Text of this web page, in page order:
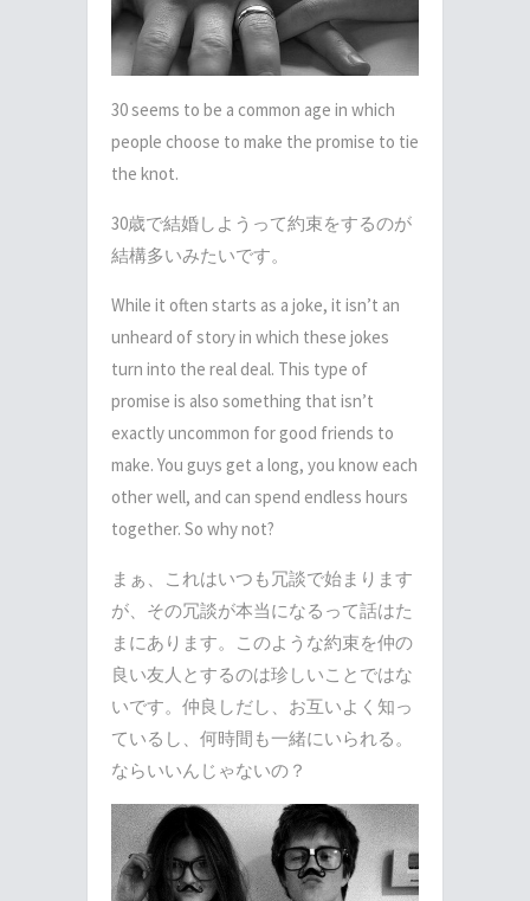
30 seems to be a common age in which
people choose to make the promise to tie
the knot.
30歳で結婚しようって約束をするのが
結構多いみたいです。
While it often starts as a joke, it isn’t an
unheard of story in which these jokes
turn into the real deal. This type of
promise is also something that isn’t
exactly uncommon for good friends to
make. You guys get a long, you know each
other well, and can spend endless hours
together. So why not?
まぁ、これはいつも冗談で始まります
が、その冗談が本当になるって話はた
まにあります。このような約束を仲の
良い友人とするのは珍しいことではな
いです。仲良しだし、お互いよく知っ
ているし、何時間も一緒にいられる。
ならいいんじゃないの？